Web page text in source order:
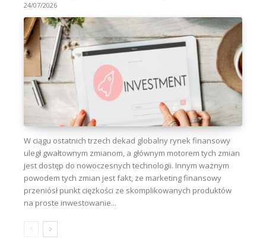
24/07/2026
W ciągu ostatnich trzech dekad globalny rynek finansowy
uległ gwałtownym zmianom, a głównym motorem tych zmian
jest dostęp do nowoczesnych technologii. Innym ważnym
powodem tych zmian jest fakt, że marketing finansowy
przeniósł punkt ciężkości ze skomplikowanych produktów
na proste inwestowanie...